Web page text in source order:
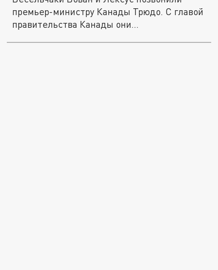
премьер-министру Канады Трюдо. С главой
правительства Канады они...